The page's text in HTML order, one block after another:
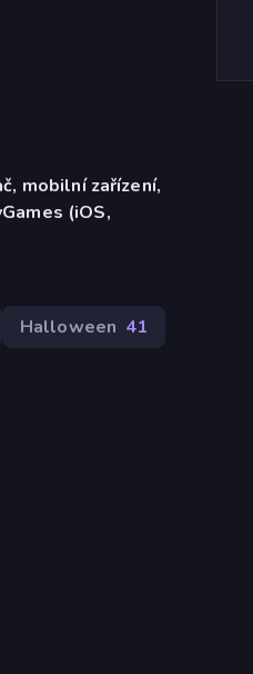
mobilní zařízení,
(iOS,
Halloween 41